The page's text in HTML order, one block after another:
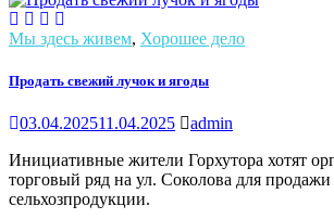
Мы здесь живем, Хорошее дело
Продать свежий лучок и ягоды
03.04.202511.04.2025
admin
Инициативные жители Горхутора хотят
торговый ряд на ул. Соколова для
сельхозпродукции.